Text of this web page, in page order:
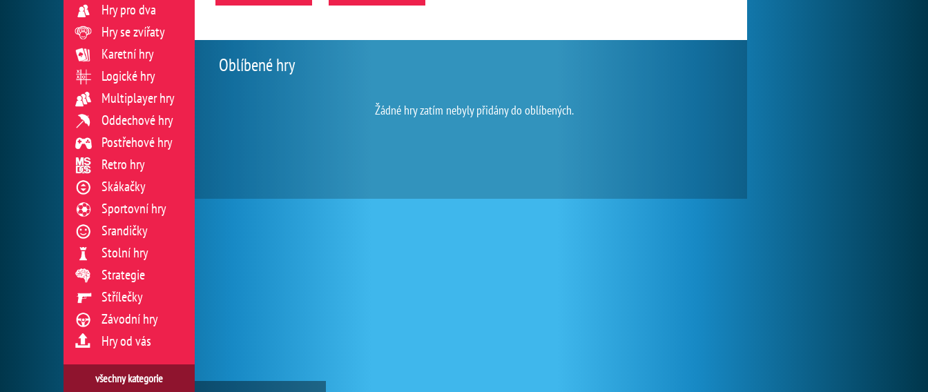
Oblíbené hry
Žádné hry zatím nebyly přidány do oblíbených.
Hry pro dva
Hry se zvířaty
Karetní hry
Logické hry
Multiplayer hry
Oddechové hry
Postřehové hry
Retro hry
Skákačky
Sportovní hry
Srandičky
Stolní hry
Strategie
Střílečky
Závodní hry
Hry od vás
všechny kategorie